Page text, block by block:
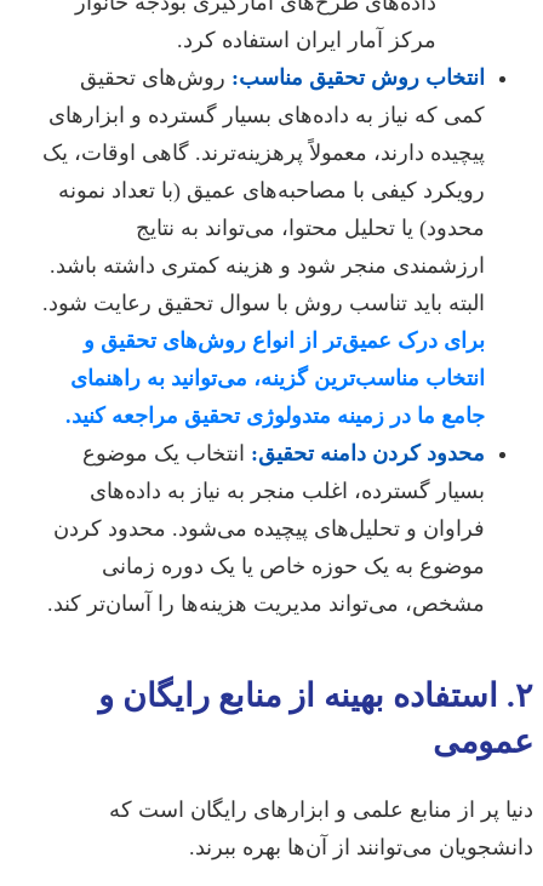
مرکز آمار ایران استفاده کرد.
انتخاب روش تحقیق مناسب: روش‌های تحقیق
کمی که نیاز به داده‌های بسیار گسترده و ابزارهای
پیچیده دارند، معمولاً پرهزینه‌ترند. گاهی اوقات، یک
رویکرد کیفی با مصاحبه‌های عمیق (با تعداد نمونه
محدود) یا تحلیل محتوا، می‌تواند به نتایج
ارزشمندی منجر شود و هزینه کمتری داشته باشد.
البته باید تناسب روش با سوال تحقیق رعایت شود.
برای درک عمیق‌تر از انواع روش‌های تحقیق و
انتخاب مناسب‌ترین گزینه، می‌توانید به راهنمای
جامع ما در زمینه متدولوژی تحقیق مراجعه کنید.
محدود کردن دامنه تحقیق: انتخاب یک موضوع
بسیار گسترده، اغلب منجر به نیاز به داده‌های
فراوان و تحلیل‌های پیچیده می‌شود. محدود کردن
موضوع به یک حوزه خاص یا یک دوره زمانی
مشخص، می‌تواند مدیریت هزینه‌ها را آسان‌تر کند.
۲. استفاده بهینه از منابع رایگان و
عمومی
دنیا پر از منابع علمی و ابزارهای رایگان است که
دانشجویان می‌توانند از آن‌ها بهره ببرند.